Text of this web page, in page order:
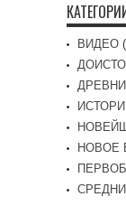
ВИДЕО
НОВОЕ